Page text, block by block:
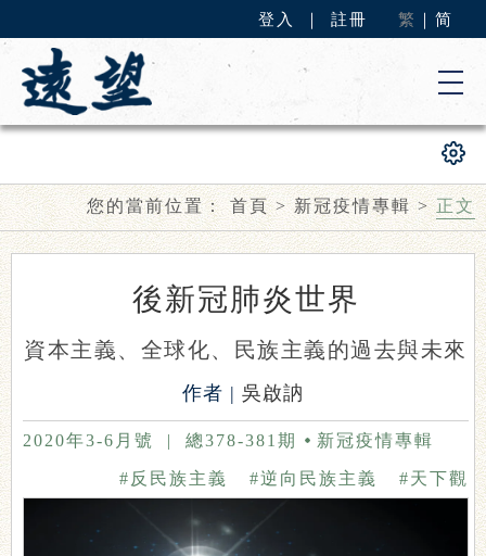
登入 註冊 繁 简
您的當前位置：首頁>新冠疫情專輯>正文
後新冠肺炎世界
資本主義、全球化、民族主義的過去與未來
作者 | 吳啟訥
2020年3-6月號 | 總378-381期 新冠疫情專輯
#天下觀
#逆向民族主義
#反民族主義